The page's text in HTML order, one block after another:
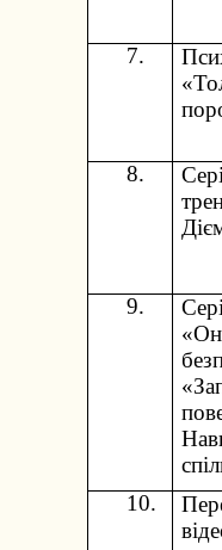
7.
8.
9.
10.